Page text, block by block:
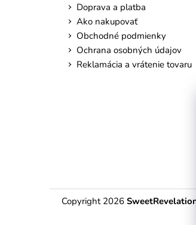
Doprava a platba
Ako nakupovať
Obchodné podmienky
Ochrana osobných údajov
Reklamácia a vrátenie tovaru
Copyright 2026